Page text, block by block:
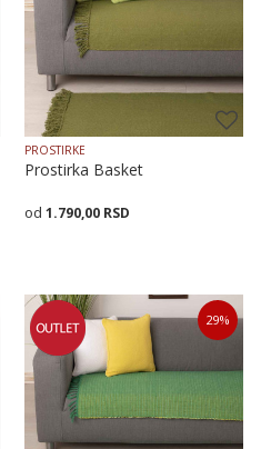
PROSTIRKE
Prostirka Basket
1.790,00 RSD
Veličina
70X70 70X160 70X200
Dodaj u korpu
29%